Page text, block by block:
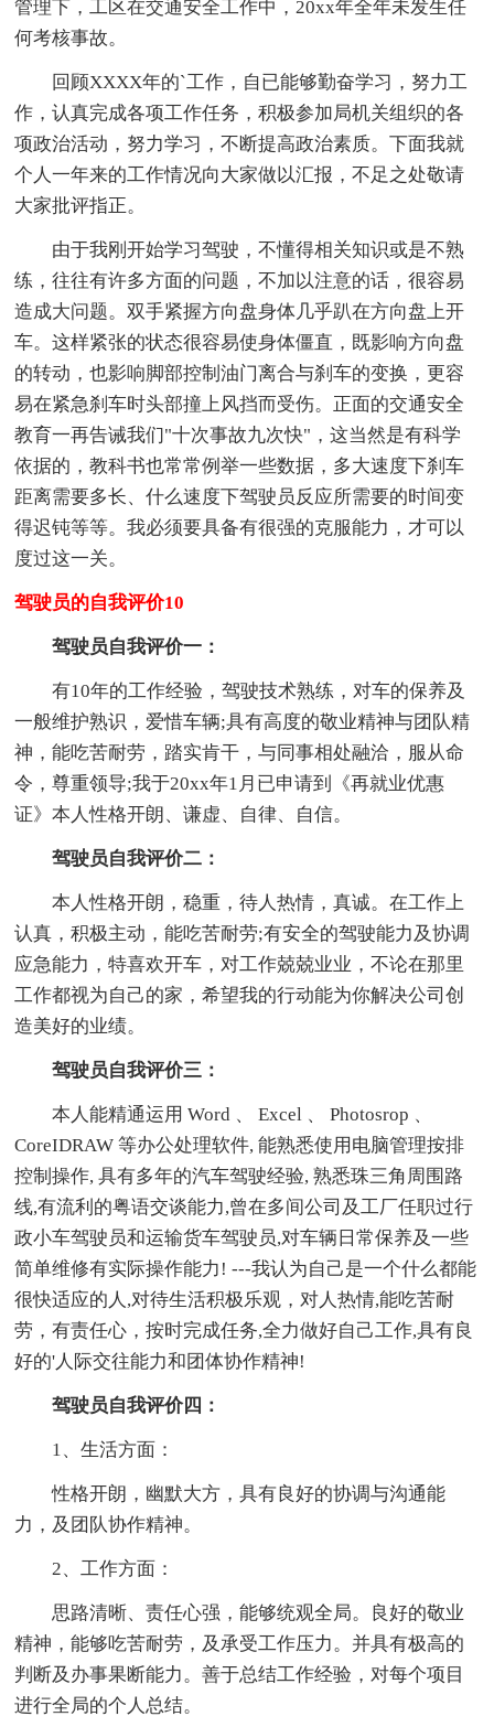
管理下，工区在交通安全工作中，20xx年全年未发生任
何考核事故。
回顾XXXX年的`工作，自已能够勤奋学习，努力工
作，认真完成各项工作任务，积极参加局机关组织的各
项政治活动，努力学习，不断提高政治素质。下面我就
个人一年来的工作情况向大家做以汇报，不足之处敬请
大家批评指正。
由于我刚开始学习驾驶，不懂得相关知识或是不熟
练，往往有许多方面的问题，不加以注意的话，很容易
造成大问题。双手紧握方向盘身体几乎趴在方向盘上开
车。这样紧张的状态很容易使身体僵直，既影响方向盘
的转动，也影响脚部控制油门离合与刹车的变换，更容
易在紧急刹车时头部撞上风挡而受伤。正面的交通安全
教育一再告诫我们"十次事故九次快"，这当然是有科学
依据的，教科书也常常例举一些数据，多大速度下刹车
距离需要多长、什么速度下驾驶员反应所需要的时间变
得迟钝等等。我必须要具备有很强的克服能力，才可以
度过这一关。
驾驶员的自我评价10
驾驶员自我评价一：
有10年的工作经验，驾驶技术熟练，对车的保养及
一般维护熟识，爱惜车辆;具有高度的敬业精神与团队精
神，能吃苦耐劳，踏实肯干，与同事相处融洽，服从命
令，尊重领导;我于20xx年1月已申请到《再就业优惠
证》本人性格开朗、谦虚、自律、自信。
驾驶员自我评价二：
本人性格开朗，稳重，待人热情，真诚。在工作上
认真，积极主动，能吃苦耐劳;有安全的驾驶能力及协调
应急能力，特喜欢开车，对工作兢兢业业，不论在那里
工作都视为自己的家，希望我的行动能为你解决公司创
造美好的业绩。
驾驶员自我评价三：
本人能精通运用 Word 、 Excel 、 Photosrop 、
CoreIDRAW 等办公处理软件, 能熟悉使用电脑管理按排
控制操作, 具有多年的汽车驾驶经验, 熟悉珠三角周围路
线,有流利的粤语交谈能力,曾在多间公司及工厂任职过行
政小车驾驶员和运输货车驾驶员,对车辆日常保养及一些
简单维修有实际操作能力! ---我认为自己是一个什么都能
很快适应的人,对待生活积极乐观，对人热情,能吃苦耐
劳，有责任心，按时完成任务,全力做好自己工作,具有良
好的'人际交往能力和团体协作精神!
驾驶员自我评价四：
1、生活方面：
性格开朗，幽默大方，具有良好的协调与沟通能
力，及团队协作精神。
2、工作方面：
思路清晰、责任心强，能够统观全局。良好的敬业
精神，能够吃苦耐劳，及承受工作压力。并具有极高的
判断及办事果断能力。善于总结工作经验，对每个项目
进行全局的个人总结。